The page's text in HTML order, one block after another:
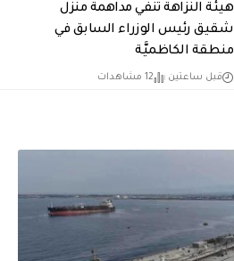
هيئة النزاهة تنفي مداهمة منزل
شقيق رئيس الوزراء السابق في
منطقة الكاظميَّة
قبل ساعتين 12 مشاهدات